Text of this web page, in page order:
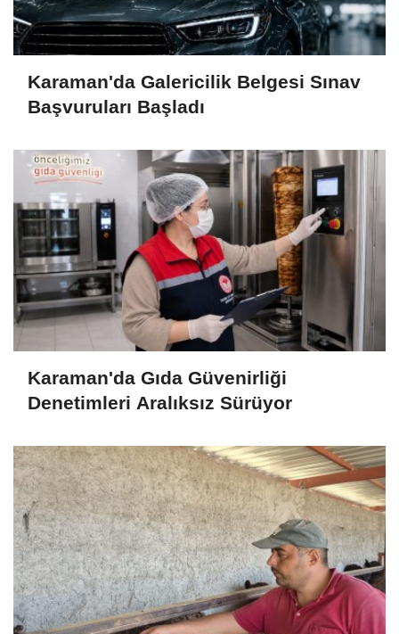
Karaman'da Galericilik Belgesi Sınav
Başvuruları Başladı
Karaman'da Gıda Güvenirliği
Denetimleri Aralıksız Sürüyor